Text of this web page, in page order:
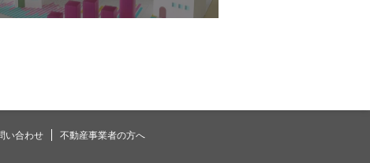
い合わせ 不動産事業者の方へ